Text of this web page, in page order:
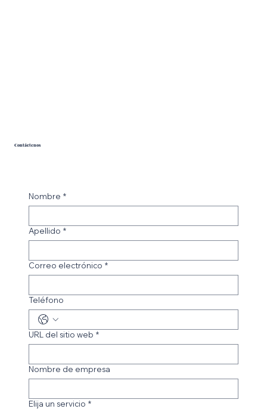
Nombre *
Apellido *
Correo electrónico *
Teléfono
URL del sitio web *
Nombre de empresa
Elija un servicio *
Contáctenos